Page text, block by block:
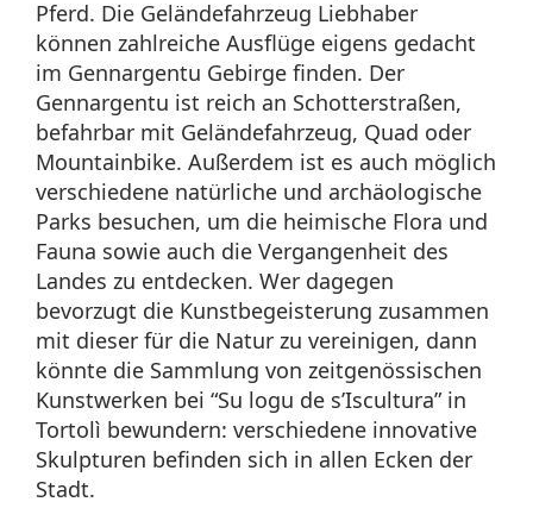
Pferd. Die Geländefahrzeug Liebhaber
können zahlreiche Ausflüge eigens gedacht
im Gennargentu Gebirge finden. Der
Gennargentu ist reich an Schotterstraßen,
befahrbar mit Geländefahrzeug, Quad oder
Mountainbike. Außerdem ist es auch möglich
verschiedene natürliche und archäologische
Parks besuchen, um die heimische Flora und
Fauna sowie auch die Vergangenheit des
Landes zu entdecken. Wer dagegen
bevorzugt die Kunstbegeisterung zusammen
mit dieser für die Natur zu vereinigen, dann
könnte die Sammlung von zeitgenössischen
Kunstwerken bei “Su logu de s’Iscultura” in
Tortolì bewundern: verschiedene innovative
Skulpturen befinden sich in allen Ecken der
Stadt.